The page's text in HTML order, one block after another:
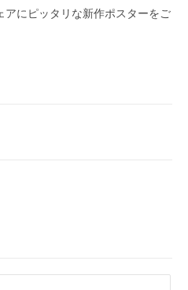
アにピッタリな新作ポスターをご